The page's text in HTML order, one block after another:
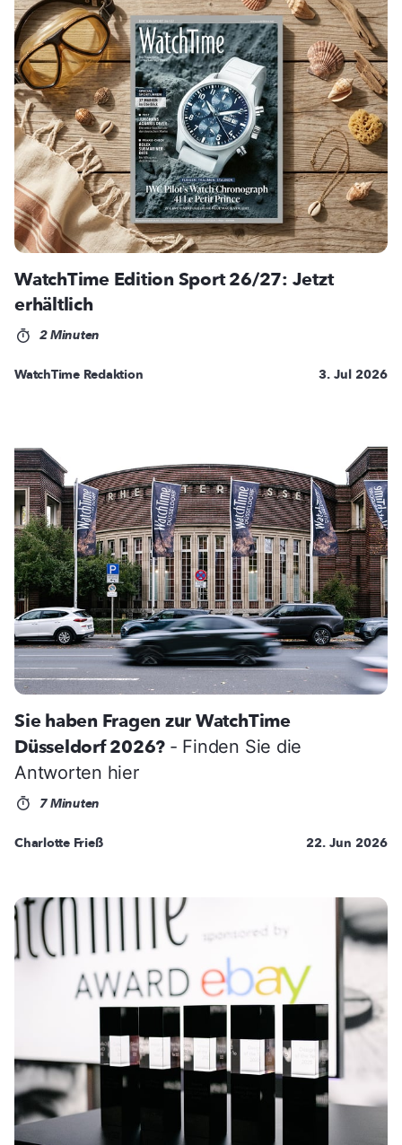
WatchTime Edition Sport 26/27: Jetzt
erhältlich
2 Minuten
WatchTime Redaktion 3. Jul 2026
Sie haben Fragen zur WatchTime
Düsseldorf 2026? - Finden Sie die
Antworten hier
7 Minuten
Charlotte Frieß 22. Jun 2026